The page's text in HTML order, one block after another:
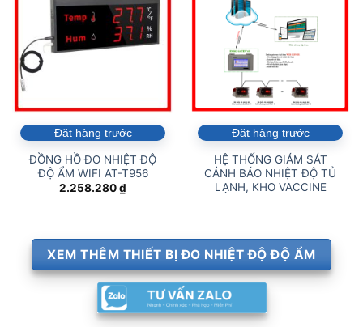
Đặt hàng trước
ĐỒNG HỒ ĐO NHIỆT ĐỘ
ĐỘ ẨM WIFI AT-T956
2.258.280₫
Đặt hàng trước
HỆ THỐNG GIÁM SÁT
CẢNH BÁO NHIỆT ĐỘ TỦ
LẠNH, KHO VACCINE
XEM THÊM THIẾT BỊ ĐO NHIỆT ĐỘ ĐỘ ẨM